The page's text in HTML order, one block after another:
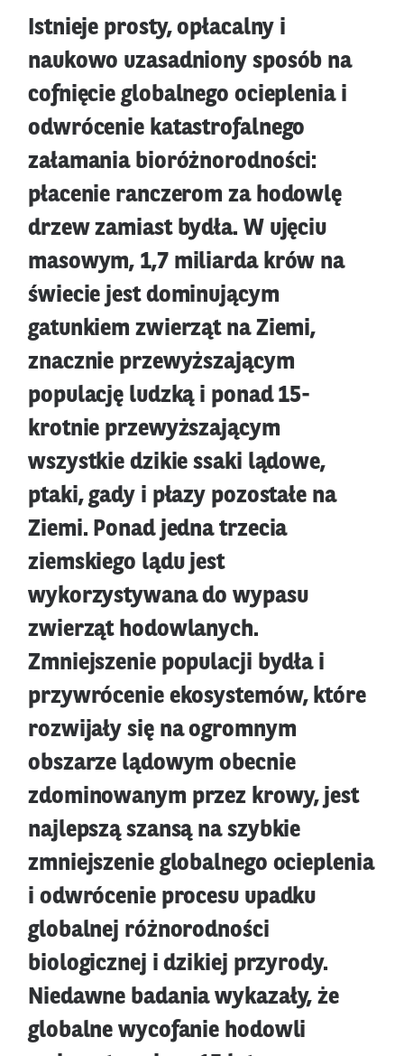
Istnieje prosty, opłacalny i
naukowo uzasadniony sposób na
cofnięcie globalnego ocieplenia i
odwrócenie katastrofalnego
załamania bioróżnorodności:
płacenie ranczerom za hodowlę
drzew zamiast bydła. W ujęciu
masowym, 1,7 miliarda krów na
świecie jest dominującym
gatunkiem zwierząt na Ziemi,
znacznie przewyższającym
populację ludzką i ponad 15-
krotnie przewyższającym
wszystkie dzikie ssaki lądowe,
ptaki, gady i płazy pozostałe na
Ziemi. Ponad jedna trzecia
ziemskiego lądu jest
wykorzystywana do wypasu
zwierząt hodowlanych.
Zmniejszenie populacji bydła i
przywrócenie ekosystemów, które
rozwijały się na ogromnym
obszarze lądowym obecnie
zdominowanym przez krowy, jest
najlepszą szansą na szybkie
zmniejszenie globalnego ocieplenia
i odwrócenie procesu upadku
globalnej różnorodności
biologicznej i dzikiej przyrody.
Niedawne badania wykazały, że
globalne wycofanie hodowli